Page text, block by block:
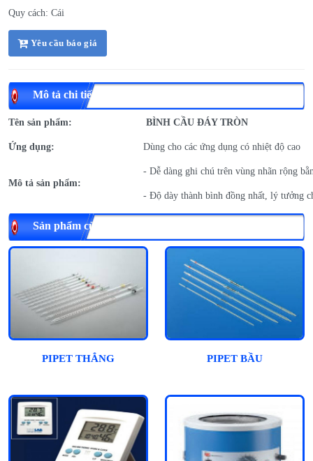
Quy cách: Cái
Yêu cầu báo giá
Mô tả chi tiết
Tên sản phẩm: BÌNH CẦU ĐÁY TRÒN
Ứng dụng: Dùng cho các ứng dụng có nhiệt độ cao
Mô tả sản phẩm:
- Dễ dàng ghi chú trên vùng nhãn rộng
- Độ dày thành bình đồng nhất, lý tưởng
Sản phẩm cùng loại
PIPET THẲNG PIPET BẦU